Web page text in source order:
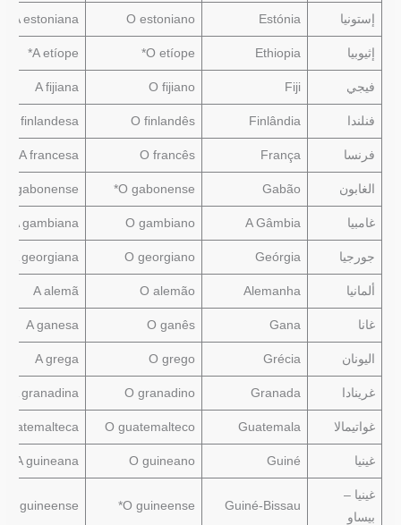
إستونيا Estónia
O estoniano
A estoniana
إثيوبيا Ethiopia
O etíope*
A etíope*
فيجي Fiji
O fijiano
A fijiana
فنلندا Finlândia
O finlandês
A finlandesa
فرنسا França
O francês
A francesa
الغابون Gabão
O gabonense*
A gabonense*
غامبيا A Gâmbia
O gambiano
A gambiana
جورجيا Geórgia
O georgiano
A georgiana
ألمانيا Alemanha
O alemão
A alemã
غانا Gana
O ganês
A ganesa
اليونان Grécia
O grego
A grega
غرينادا Granada
O granadino
A granadina
غواتيمالا Guatemala
O guatemalteco
guatemalteca
غينيا Guiné
O guineano
A guineana
غينيا –
بيساو
Guiné-Bissau
O guineense*
A guineense*